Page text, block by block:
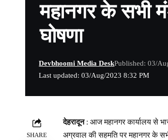
महानगर के सभी
घोषणा
Last updated: 03/Aug/2023 8:32 PM
Devbhoomi Media DeskPublished: 03/
SHARE
देहरादून: आज महानगर कार्यालय से
अग्रवाल की सहमति पर महानगर के